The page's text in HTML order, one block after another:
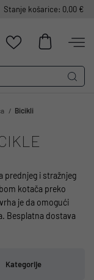
Stanje košarice: 0,00 €
Bicikli
prednjeg i stražnjeg
kotača preko
je da omogući
Besplatna dostava
Kategorije